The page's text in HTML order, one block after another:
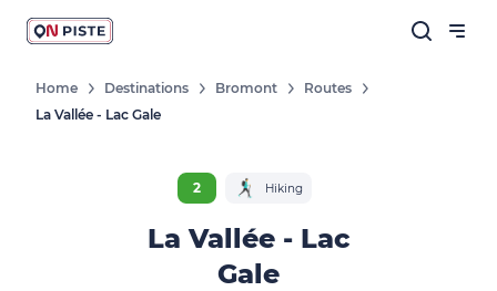
Home Destinations Bromont
Routes
La Vallée - Lac Gale
2 Hiking
La Vallée - Lac
Gale